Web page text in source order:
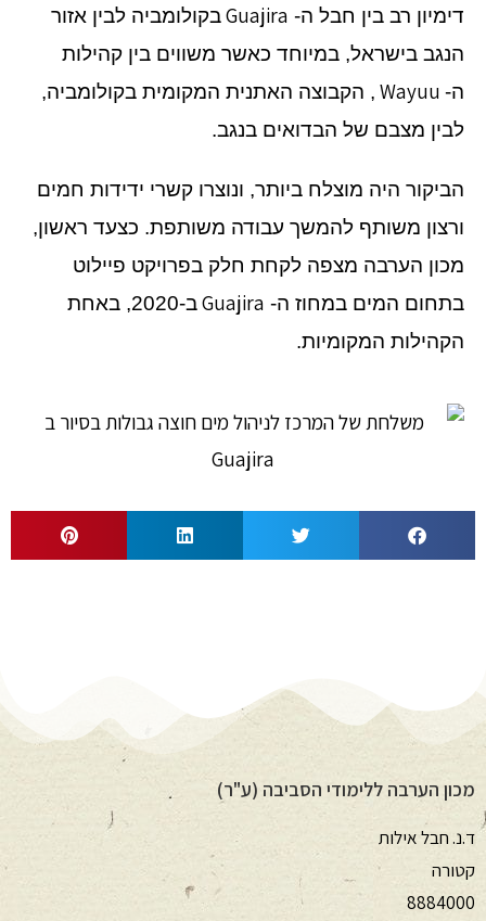
דימיון רב בין חבל ה- Guajiraבקולומביה לבין אזור
הנגב בישראל, במיוחד כאשר משווים בין קהילות
ה- Wayuu , הקבוצה האתנית המקומית בקולומביה,
לבין מצבם של הבדואים בנגב.
הביקור היה מוצלח ביותר, ונוצרו קשרי ידידות חמים
ורצון משותף להמשך עבודה משותפת. כצעד ראשון,
מכון הערבה מצפה לקחת חלק בפרויקט פיילוט
בתחום המים במחוז ה- Guajira
ב-2020, באחת
הקהילות המקומיות.
מכון הערבה ללימודי הסביבה (ע"ר)
ד.נ. חבל אילות
קטורה
8884000